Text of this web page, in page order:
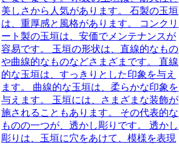
美しさから人気があります。 石製の玉垣
は、重厚感と風格があります。 コンクリ
ート製の玉垣は、安価でメンテナンスが
容易です。 玉垣の形状は、直線的なもの
や曲線的なものなどさまざまです。 直線
的な玉垣は、すっきりとした印象を与え
ます。 曲線的な玉垣は、柔らかな印象を
与えます。 玉垣には、さまざまな装飾が
施されることもあります。 その代表的な
ものの一つが、透かし彫りです。 透かし
彫りは、玉垣に穴をあけて、模様を表現